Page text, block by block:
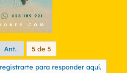
Ant. 5 de 5
para responder aquí.